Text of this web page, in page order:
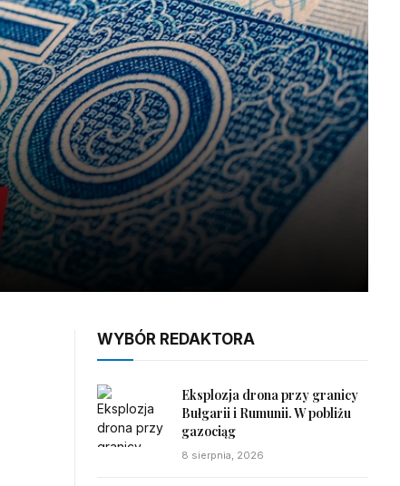
WYBÓR REDAKTORA
Eksplozja drona przy granicy
Bułgarii i Rumunii. W pobliżu
gazociąg
8 sierpnia, 2026